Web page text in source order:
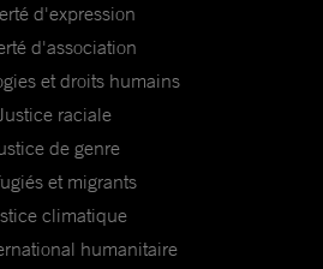
d'expression
d'association
et droits humains
raciale
de genre
et migrants
climatique
humanitaire